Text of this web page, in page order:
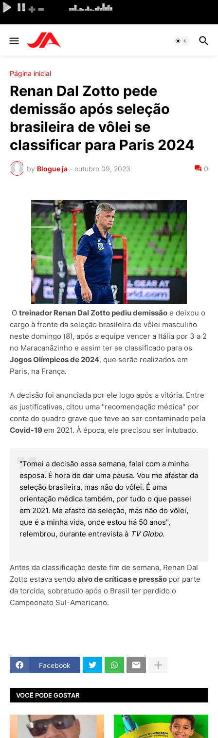
Página inicial
Renan Dal Zotto pede
demissão após seleção
brasileira de vôlei se
classificar para Paris 2024
by Blogue ja - outubro 09, 2023 0
O treinador Renan Dal Zotto pediu demissão e deixou o
cargo à frente da seleção brasileira de vôlei masculino
neste domingo (8), após a equipe vencer a Itália por 3 a 2
no Maracanãzinho e assim ter se classificado para os
Jogos Olímpicos de 2024, que serão realizados em
Paris, na França.
A decisão foi anunciada por ele logo após a vitória. Entre
as justificativas, citou uma "recomendação médica" por
conta do quadro grave que teve ao ser contaminado pela
Covid-19em 2021. À época, ele precisou ser intubado.
"Tomei a decisão essa semana, falei com a minha
esposa. É hora de dar uma pausa. Vou me afastar da
seleção brasileira, mas não do vôlei. É uma
orientação médica também, por tudo o que passei
em 2021. Me afasto da seleção, mas não do vôlei,
que é a minha vida, onde estou há 50 anos",
relembrou, durante entrevista à TV Globo.
Antes da classificação deste fim de semana, Renan Dal
Zotto estava sendo alvo de críticas e pressão por parte
da torcida, sobretudo após o Brasil ter perdido o
Campeonato Sul-Americano.
Facebook
VOCÊ PODE GOSTAR